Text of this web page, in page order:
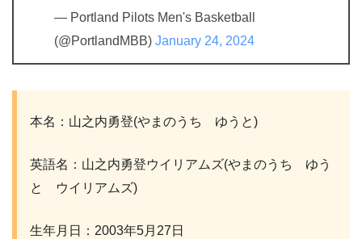
— Portland Pilots Men's Basketball
(@PortlandMBB) January 24, 2024
本名：山之内勇登(やまのうち ゆうと)
英語名：山之内勇登ウイリアムズ(やまのうち ゆう
と ウイリアムズ)
生年月日：2003年5月27日